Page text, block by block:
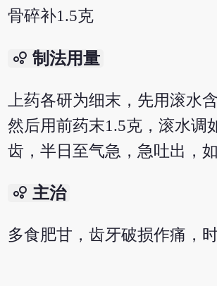
骨碎补1.5克
bubble_chart 制法用量
上药各研为细末，先用滚水
然后用前药末1.5克，滚水调
齿，半日至气急，急吐出，
bubble_chart 主治
多食肥甘，齿牙破损作痛，